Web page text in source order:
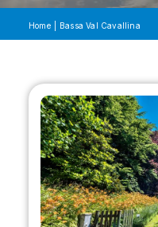
Home Bassa Val Cavallina